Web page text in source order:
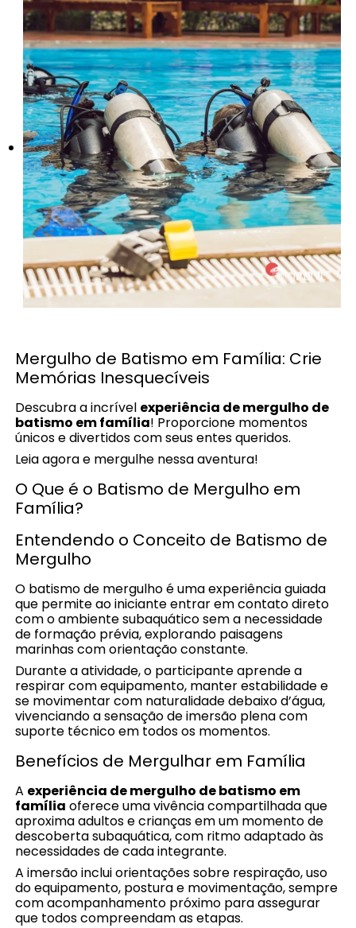
Mergulho de Batismo em Família: Crie
Memórias Inesquecíveis
Descubra a incrível experiência de mergulho de
batismo em família! Proporcione momentos
únicos e divertidos com seus entes queridos.
Leia agora e mergulhe nessa aventura!
O Que é o Batismo de Mergulho em
Família?
Entendendo o Conceito de Batismo de
Mergulho
O batismo de mergulho é uma experiência guiada
que permite ao iniciante entrar em contato direto
com o ambiente subaquático sem a necessidade
de formação prévia, explorando paisagens
marinhas com orientação constante.
Durante a atividade, o participante aprende a
respirar com equipamento, manter estabilidade e
se movimentar com naturalidade debaixo d’água,
vivenciando a sensação de imersão plena com
suporte técnico em todos os momentos.
Benefícios de Mergulhar em Família
A experiência de mergulho de batismo em
família oferece uma vivência compartilhada que
aproxima adultos e crianças em um momento de
descoberta subaquática, com ritmo adaptado às
necessidades de cada integrante.
A imersão inclui orientações sobre respiração, uso
do equipamento, postura e movimentação, sempre
com acompanhamento próximo para assegurar
que todos compreendam as etapas.